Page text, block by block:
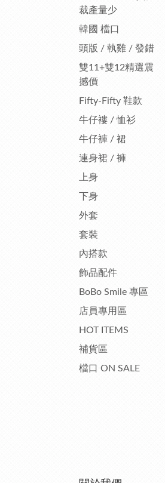
裁產量少
韓國 檔口
頭版 / 執雞 / 發錯
雙11+雙12精選震
撼價
Fifty-Fifty 鞋款
牛仔褸 / 恤衫
牛仔褲 / 裙
連身裙 / 褲
上身
下身
外套
套裝
內搭款
飾品配件
BoBo Smile 專區
店員專用區
HOT ITEMS
補貨區
檔口 ON SALE